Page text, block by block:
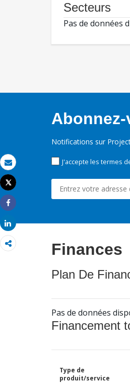
Email
Imprimer
Tweet
Share
Share
Secteurs
Pas de données
Notifications sur
J'accepte les termes
Finances
Plan De
Pas de données
Financement
Type de
produit/service